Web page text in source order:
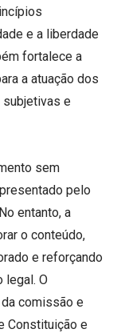
e a liberdade
fortalece a
a atuação dos
e
sem
pelo
entanto, a
o conteúdo,
e reforçando
legal. O
comissão e
Constituição e